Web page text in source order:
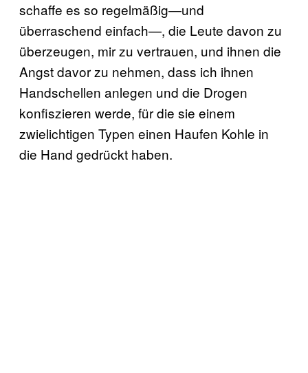
schaffe es so regelmäßig—und
überraschend einfach—, die Leute davon zu
überzeugen, mir zu vertrauen, und ihnen die
Angst davor zu nehmen, dass ich ihnen
Handschellen anlegen und die Drogen
konfiszieren werde, für die sie einem
zwielichtigen Typen einen Haufen Kohle in
die Hand gedrückt haben.